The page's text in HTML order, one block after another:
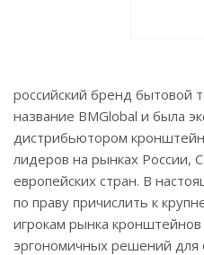
российский бренд бытовой
название BMGlobal и была
дистрибьютором
лидеров на рынках России,
европейских стран. В
по праву причислить к
игрокам рынка
эргономичных решений для